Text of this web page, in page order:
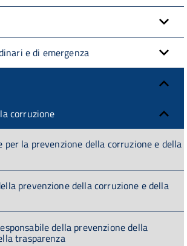
e di emergenza
corruzione
per la prevenzione della corruzione e della
prevenzione della corruzione e della
della prevenzione della
trasparenza